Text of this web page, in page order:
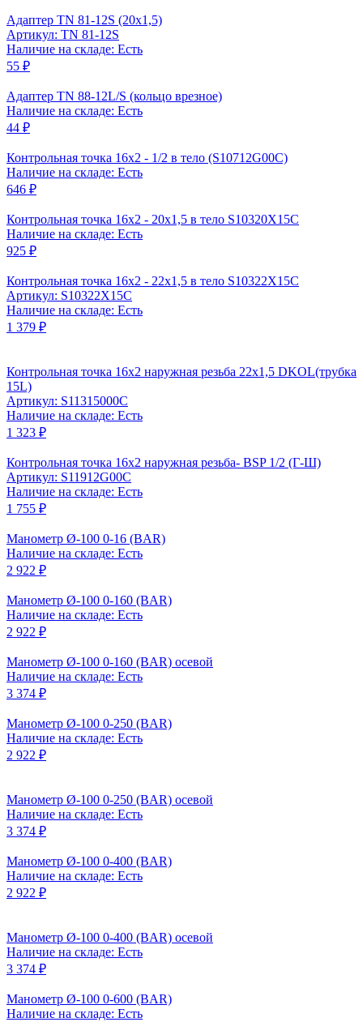
Адаптер TN 81-12S (20x1,5)
Артикул: TN 81-12S
Наличие на складе: Есть
55 ₽
Адаптер TN 88-12L/S (кольцо врезное)
Наличие на складе: Есть
44 ₽
Контрольная точка 16x2 - 1/2 в тело (S10712G00C)
Наличие на складе: Есть
646 ₽
Контрольная точка 16x2 - 20x1,5 в тело S10320X15C
Наличие на складе: Есть
925 ₽
Контрольная точка 16x2 - 22x1,5 в тело S10322X15C
Артикул: S10322X15C
Наличие на складе: Есть
1 379 ₽
Контрольная точка 16x2 наружная резьба 22x1,5 DKOL(трубка
15L)
Артикул: S11315000C
Наличие на складе: Есть
1 323 ₽
Контрольная точка 16x2 наружная резьба- BSP 1/2 (Г-Ш)
Артикул: S11912G00C
Наличие на складе: Есть
1 755 ₽
Манометр Ø-100 0-16 (BAR)
Наличие на складе: Есть
2 922 ₽
Манометр Ø-100 0-160 (BAR)
Наличие на складе: Есть
2 922 ₽
Манометр Ø-100 0-160 (BAR) осевой
Наличие на складе: Есть
3 374 ₽
Манометр Ø-100 0-250 (BAR)
Наличие на складе: Есть
2 922 ₽
Манометр Ø-100 0-250 (BAR) осевой
Наличие на складе: Есть
3 374 ₽
Манометр Ø-100 0-400 (BAR)
Наличие на складе: Есть
2 922 ₽
Манометр Ø-100 0-400 (BAR) осевой
Наличие на складе: Есть
3 374 ₽
Манометр Ø-100 0-600 (BAR)
Наличие на складе: Есть